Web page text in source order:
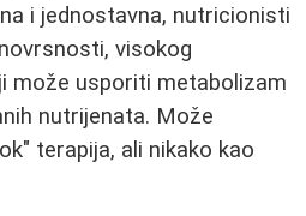
i jednostavna, nutricionisti
visokog
može usporiti metabolizam
nutrijenata. Može
terapija, ali nikako kao